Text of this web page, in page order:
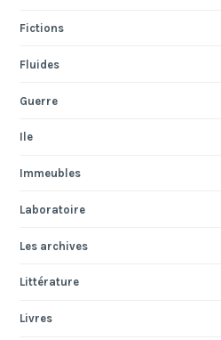
Fictions
Fluides
Guerre
Ile
Immeubles
Laboratoire
Les archives
Littérature
Livres